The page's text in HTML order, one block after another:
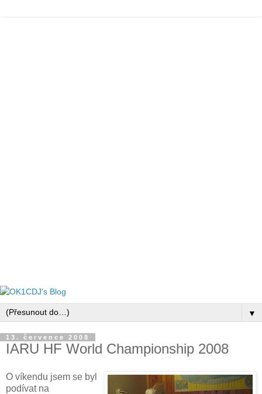
▼
13. července 2008
IARU HF World Championship 2008
O víkendu jsem se byl
podívat na